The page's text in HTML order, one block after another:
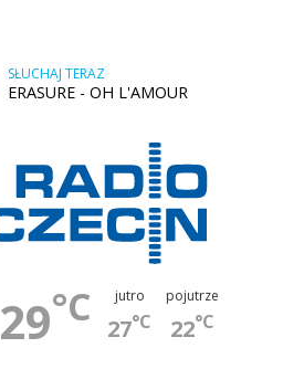
SŁUCHAJ TERAZ
ERASURE - OH L'AMOUR
29°C jutro
27°C
pojutrze
22°C